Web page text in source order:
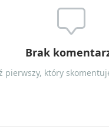
Brak
pierwszy, który